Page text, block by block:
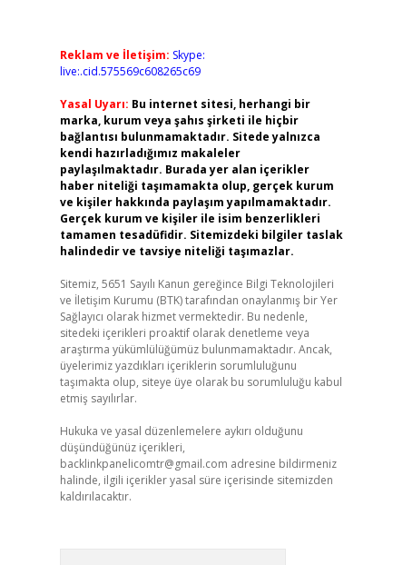
Reklam ve İletişim: Skype:
live:.cid.575569c608265c69
Yasal Uyarı: Bu internet sitesi, herhangi bir
marka, kurum veya şahıs şirketi ile hiçbir
bağlantısı bulunmamaktadır. Sitede yalnızca
kendi hazırladığımız makaleler
paylaşılmaktadır. Burada yer alan içerikler
haber niteliği taşımamakta olup, gerçek kurum
ve kişiler hakkında paylaşım yapılmamaktadır.
Gerçek kurum ve kişiler ile isim benzerlikleri
tamamen tesadüfidir. Sitemizdeki bilgiler taslak
halindedir ve tavsiye niteliği taşımazlar.
Sitemiz, 5651 Sayılı Kanun gereğince Bilgi Teknolojileri
ve İletişim Kurumu (BTK) tarafından onaylanmış bir Yer
Sağlayıcı olarak hizmet vermektedir. Bu nedenle,
sitedeki içerikleri proaktif olarak denetleme veya
araştırma yükümlülüğümüz bulunmamaktadır. Ancak,
üyelerimiz yazdıkları içeriklerin sorumluluğunu
taşımakta olup, siteye üye olarak bu sorumluluğu kabul
etmiş sayılırlar.
Hukuka ve yasal düzenlemelere aykırı olduğunu
düşündüğünüz içerikleri,
backlinkpanelicomtr@gmail.com adresine bildirmeniz
halinde, ilgili içerikler yasal süre içerisinde sitemizden
kaldırılacaktır.